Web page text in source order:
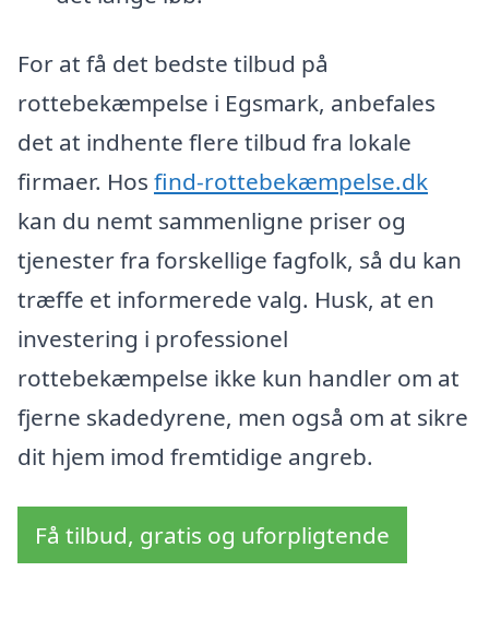
For at få det bedste tilbud på
rottebekæmpelse i Egsmark, anbefales
det at indhente flere tilbud fra lokale
firmaer. Hos find-rottebekæmpelse.dk
kan du nemt sammenligne priser og
tjenester fra forskellige fagfolk, så du kan
træffe et informerede valg. Husk, at en
investering i professionel
rottebekæmpelse ikke kun handler om at
fjerne skadedyrene, men også om at sikre
dit hjem imod fremtidige angreb.
Få tilbud, gratis og uforpligtende